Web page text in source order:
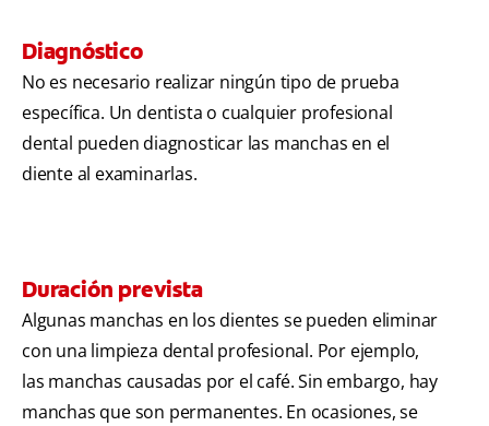
Diagnóstico
No es necesario realizar ningún tipo de prueba
específica. Un dentista o cualquier profesional
dental pueden diagnosticar las manchas en el
diente al examinarlas.
Duración prevista
Algunas manchas en los dientes se pueden eliminar
con una limpieza dental profesional. Por ejemplo,
las manchas causadas por el café. Sin embargo, hay
manchas que son permanentes. En ocasiones, se